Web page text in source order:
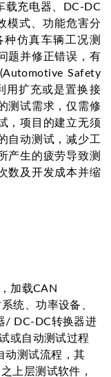
载充电器、DC-DC
模式、功能危害分
仿真车辆工况测
题并修正错误，有
Safety
用扩充或是置换接
测试需求，仅需修
，项目的建立无须
自动测试，减少工
产生的疲劳导致测
数及开发成本并缩
加载CAN
统、功率设备、
/ DC-DC转换器进
或自动测试过程
动测试流程，其
上层测试软件，